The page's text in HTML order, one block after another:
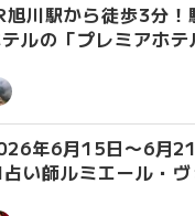
旭川駅から徒歩3分！
ルの「プレミアホ
年6月15日〜6月
い師ルミエール・ヴ